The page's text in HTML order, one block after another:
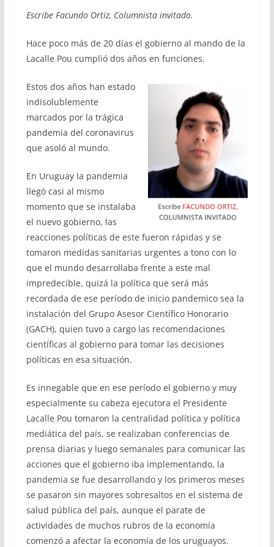
Escribe Facundo Ortiz, Columnista invitado.
Hace poco más de 20 días el gobierno al mando de la
Lacalle Pou cumplió dos años en funciones.
Estos dos años han estado
indisolublemente
marcados por la trágica
pandemia del coronavirus
que asoló al mundo.
En Uruguay la pandemia
llegó casi al mismo
momento que se instalaba
el nuevo gobierno, las
reacciones políticas de este fueron rápidas y se
tomaron medidas sanitarias urgentes a tono con lo
que el mundo desarrollaba frente a este mal
impredecible, quizá la política que será más
recordada de ese período de inicio pandemico sea la
instalación del Grupo Asesor Científico Honorario
(GACH), quien tuvo a cargo las recomendaciones
científicas al gobierno para tomar las decisiones
políticas en esa situación.
Es innegable que en ese período el gobierno y muy
especialmente su cabeza ejecutora el Presidente
Lacalle Pou tomaron la centralidad política y política
mediática del país, se realizaban conferencias de
prensa diarias y luego semanales para comunicar las
acciones que el gobierno iba implementando, la
pandemia se fue desarrollando y los primeros meses
se pasaron sin mayores sobresaltos en el sistema de
salud pública del país, aunque el parate de
actividades de muchos rubros de la economía
comenzó a afectar la economía de los uruguayos.